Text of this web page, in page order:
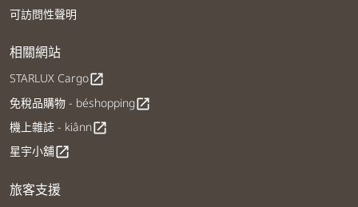
可訪問性聲明
相關網站
STARLUX Cargoopen_in_new
免稅品購物 - béshoppingopen_in_new
機上雜誌 - kiânnopen_in_new
星宇小舖open_in_new
旅客支援